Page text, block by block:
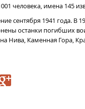
человека, имена 145
сентября 1941 года. В
останки погибших
Нива, Каменная Гора,